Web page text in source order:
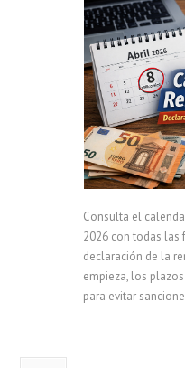
Consulta el
2026 con todas las
declaración de la
empieza, los
para evitar